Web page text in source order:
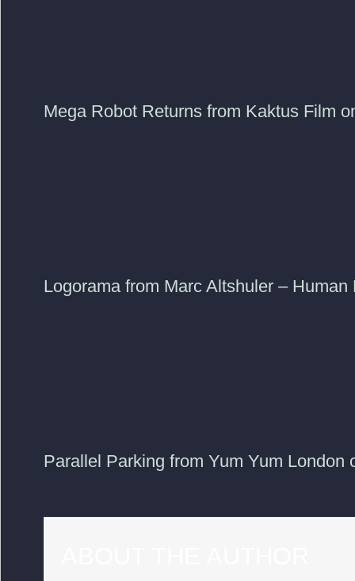
Mega Robot Returns from Kaktus Film
Logorama from Marc Altshuler –
Parallel Parking from Yum Yum London